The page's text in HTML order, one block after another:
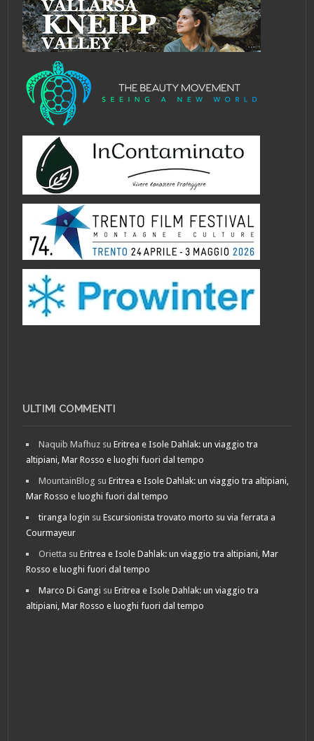
ULTIMI COMMENTI
Naquib Mafhuz suEritrea e Isole Dahlak: un viaggio tra
altipiani, Mar Rosso e luoghi fuori dal tempo
MountainBlog suEritrea e Isole Dahlak: un viaggio tra altipiani,
Mar Rosso e luoghi fuori dal tempo
tiranga login suEscursionista trovato morto su via ferrata a
Courmayeur
Orietta suEritrea e Isole Dahlak: un viaggio tra altipiani, Mar
Rosso e luoghi fuori dal tempo
Marco Di Gangi suEritrea e Isole Dahlak: un viaggio tra
altipiani, Mar Rosso e luoghi fuori dal tempo